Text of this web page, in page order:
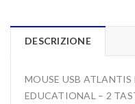
DESCRIZIONE
MOUSE USB
EDUCATIONAL – 2